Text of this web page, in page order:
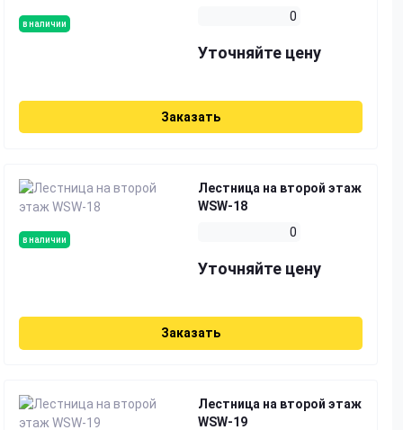
в наличии
0
Уточняйте цену
Заказать
в наличии
Лестница на второй этаж
WSW-18
0
Уточняйте цену
Заказать
Лестница на второй этаж
WSW-19